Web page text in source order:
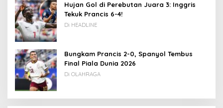
Hujan Gol di Perebutan Juara 3: Inggris
Tekuk Prancis 6-4!
Di HEADLINE
Bungkam Prancis 2-0, Spanyol Tembus
Final Piala Dunia 2026
Di OLAHRAGA